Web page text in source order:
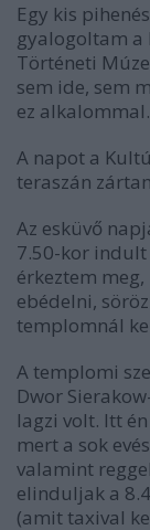
Egy kis
gyalogoltam a
Történeti
sem ide, sem
ez alkalommal.
A napot a
teraszán
Az esküvő
7.50-kor
érkeztem
ebédelni,
templomnál
A templomi
Dwor
lagzi volt. Itt
mert a sok
valamint
elinduljak a
(amit taxival